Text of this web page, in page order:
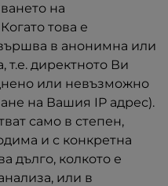
на
това е
в анонимна или
директното Ви
или невъзможно
на Вашия IP адрес).
само в степен,
и с конкретна
дълго, колкото е
или в